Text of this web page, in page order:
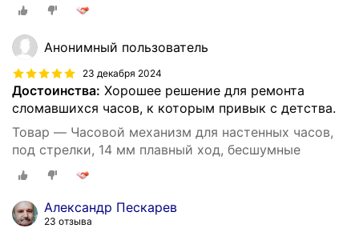
Анонимный пользователь
23 декабря 2024
Достоинства: Хорошее решение для ремонта
сломавшихся часов, к которым привык с детства.
Товар — Часовой механизм для настенных часов,
под стрелки, 14 мм плавный ход, бесшумные
Александр Пескарев
23 отзыва